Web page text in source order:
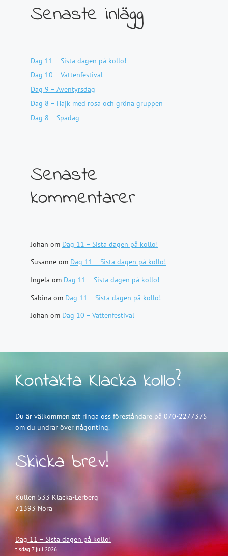
Senaste inlägg
Dag 11 – Sista dagen på kollo!
Dag 10 – Vattenfestival
Dag 9 – Äventyrsdag
Dag 8 – Hajk med rosa och gröna gruppen
Dag 8 – Spadag
Senaste
kommentarer
Johan om Dag 11 – Sista dagen på kollo!
Susanne om Dag 11 – Sista dagen på kollo!
Ingela om Dag 11 – Sista dagen på kollo!
Sabina om Dag 11 – Sista dagen på kollo!
Johan om Dag 10 – Vattenfestival
Kontakta Klacka kollo?
Du är välkommen att ringa oss föreståndare på 070-2277375
om du undrar över någonting.
Skicka brev!
Kullen 533 Klacka-Lerberg
71393 Nora
Dag 11 – Sista dagen på kollo!
tisdag 7 juli 2026